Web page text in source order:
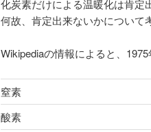
化炭素だけによる温暖化は肯定
何故、肯定出来ないかについて
Wikipediaの情報によると、
窒素
酸素